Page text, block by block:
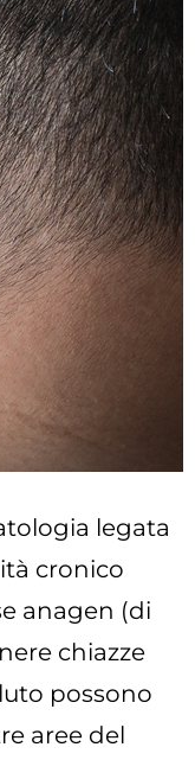
legata
cronico
anagen (di
chiazze
possono
aree del